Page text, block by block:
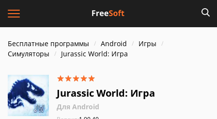
Бесплатные программы Android
Игры
Симуляторы
Jurassic World: Игра
Jurassic World: Игра
Для Android